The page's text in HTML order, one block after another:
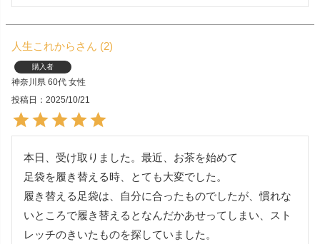
人生これから 2
購入者
神奈川県 60代 女性
投稿日
2025/10/21
本日、受け取りました。最近、お茶を始めて
足袋を履き替える時、とても大変でした。
履き替える足袋は、自分に合ったものでしたが、慣れな
いところで履き替えるとなんだかあせってしまい、スト
レッチのきいたものを探していました。